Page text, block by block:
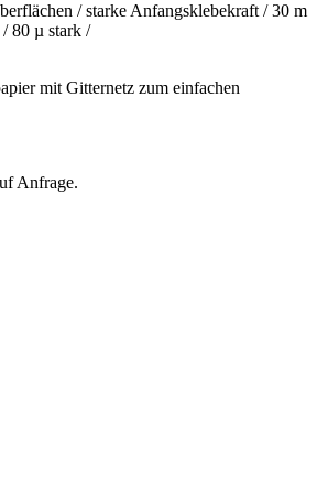
/ starke Anfangsklebekraft / 30 m
80 µ stark /
mit Gitternetz zum einfachen
Anfrage.